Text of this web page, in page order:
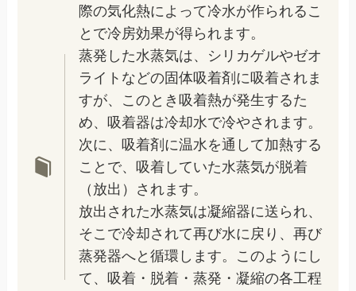
際の気化熱によって冷水が作られるこ
とで冷房効果が得られます。
蒸発した水蒸気は、シリカゲルやゼオ
ライトなどの固体吸着剤に吸着されま
すが、このとき吸着熱が発生するた
め、吸着器は冷却水で冷やされます。
次に、吸着剤に温水を通して加熱する
ことで、吸着していた水蒸気が脱着
（放出）されます。
放出された水蒸気は凝縮器に送られ、
そこで冷却されて再び水に戻り、再び
蒸発器へと循環します。このようにし
て、吸着・脱着・蒸発・凝縮の各工程